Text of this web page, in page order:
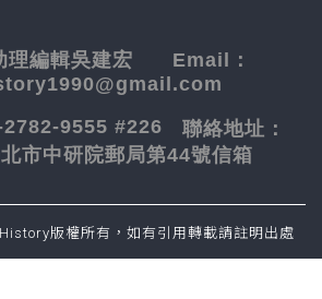
理編輯吳建宏 Email：
2782-9555 #226 聯絡地址：
市中研院郵局第44號信箱
版權所有，如有引用轉載請註明出處